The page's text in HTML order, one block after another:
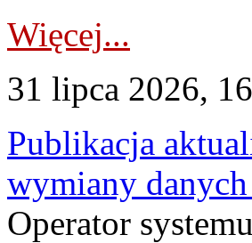
Więcej...
31 lipca 2026,
Publikacja
wymiany
Operator